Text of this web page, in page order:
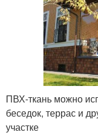
ПВХ-ткань можно
беседок, террас и
участке